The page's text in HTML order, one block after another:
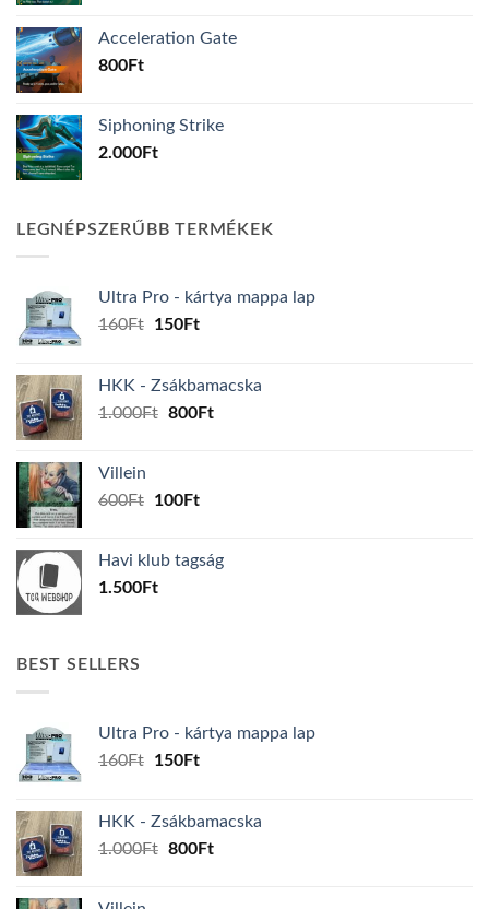
Acceleration Gate
800Ft
Siphoning Strike
2.000Ft
LEGNÉPSZERŰBB TERMÉKEK
Ultra Pro - kártya mappa lap
160Ft
Original
160Ft.
150FtCurrent
150Ft.
HKK - Zsákbamacska
1.000Ft Original
800FtCurrent
Villein
600Ft
Original
600Ft.
100FtCurrent
100Ft.
Havi klub tagság
1.500Ft
BEST SELLERS
Ultra Pro - kártya mappa lap
160Ft
Original
160Ft.
150FtCurrent
150Ft.
HKK - Zsákbamacska
1.000Ft Original
800FtCurrent